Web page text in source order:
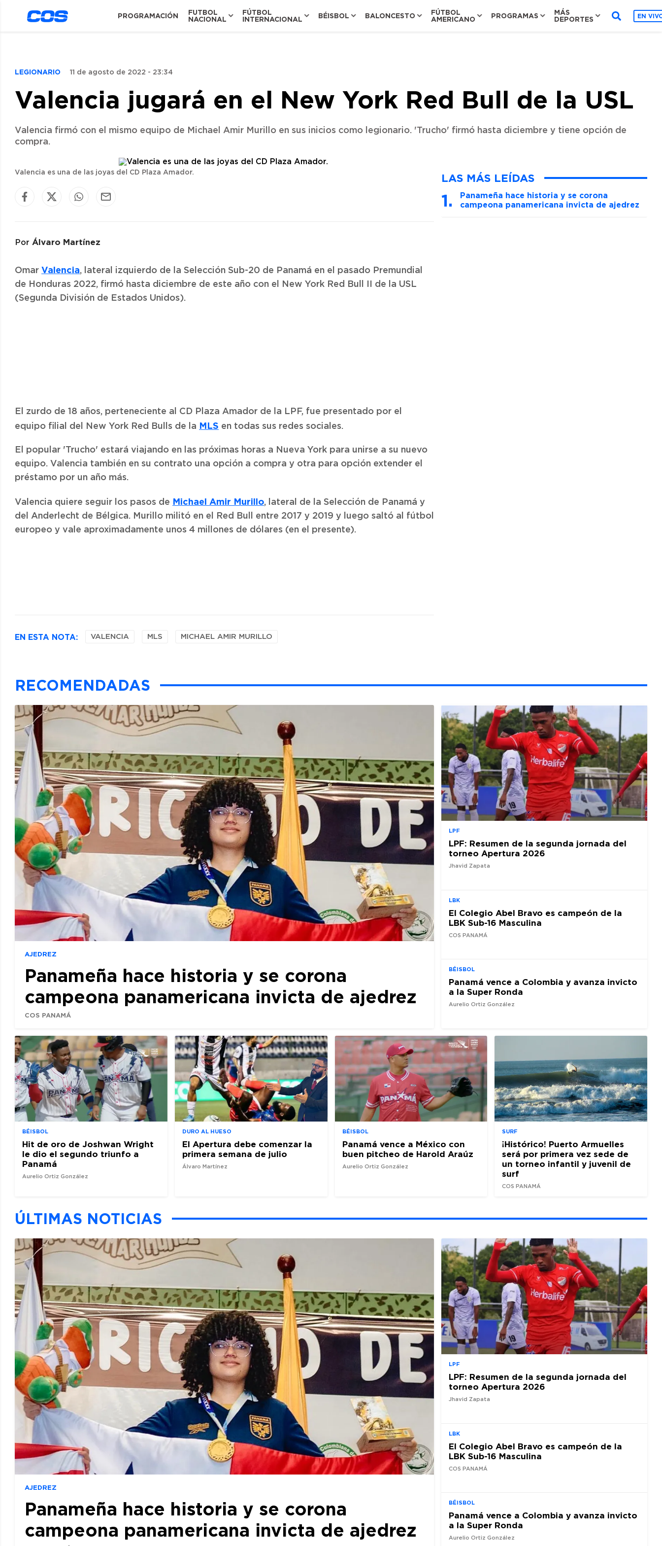
PROGRAMACIÓN
FUTBOL
NACIONAL
FÚTBOL
INTERNACIONAL
BÉISBOL BALONCESTO
FÚTBOL
AMERICANO
PROGRAMAS
MÁS
DEPORTES
EN
LEGIONARIO 11 de agosto de 2022 - 23:34
Valencia jugará en el New York Red Bull de la USL
Valencia firmó con el mismo equipo de Michael Amir Murillo en sus inicios como legionario. 'Trucho' firmó hasta diciembre y tiene opción de
compra.
Valencia es una de las joyas del CD Plaza Amador.
Por Álvaro Martínez
Omar Valencia, lateral izquierdo de la Selección Sub-20 de Panamá en el pasado Premundial
de Honduras 2022, firmó hasta diciembre de este año con el New York Red Bull II de la USL
(Segunda División de Estados Unidos).
El zurdo de 18 años, perteneciente al CD Plaza Amador de la LPF, fue presentado por el
equipo filial del New York Red Bulls de la MLS en todas sus redes sociales.
El popular 'Trucho' estará viajando en las próximas horas a Nueva York para unirse a su nuevo
equipo. Valencia también en su contrato una opción a compra y otra para opción extender el
préstamo por un año más.
Valencia quiere seguir los pasos de Michael Amir Murillo, lateral de la Selección de Panamá y
del Anderlecht de Bélgica. Murillo militó en el Red Bull entre 2017 y 2019 y luego saltó al fútbol
europeo y vale aproximadamente unos 4 millones de dólares (en el presente).
EN ESTA NOTA: VALENCIA MLS MICHAEL AMIR MURILLO
LAS MÁS LEÍDAS
Panameña hace historia y se corona
campeona panamericana invicta de ajedrez
RECOMENDADAS
AJEDREZ
Panameña hace historia y se corona
campeona panamericana invicta de ajedrez
COS PANAMÁ
LPF
LPF: Resumen de la segunda jornada del
torneo Apertura 2026
Jhavid Zapata
LBK
El Colegio Abel Bravo es campeón de la
LBK Sub-16 Masculina
COS PANAMÁ
BÉISBOL
Panamá vence a Colombia y avanza invicto
a la Super Ronda
Aurelio Ortiz González
BÉISBOL
Hit de oro de Joshwan Wright
le dio el segundo triunfo a
Panamá
Aurelio Ortiz González
DURO AL HUESO
El Apertura debe comenzar la
primera semana de julio
Álvaro Martínez
BÉISBOL
Panamá vence a México con
buen pitcheo de Harold Araúz
Aurelio Ortiz González
SURF
¡Histórico! Puerto Armuelles
será por primera vez sede de
un torneo infantil y juvenil de
surf
COS PANAMÁ
ÚLTIMAS NOTICIAS
AJEDREZ
Panameña hace historia y se corona
campeona panamericana invicta de ajedrez
LPF
LPF: Resumen de la segunda jornada del
torneo Apertura 2026
Jhavid Zapata
LBK
El Colegio Abel Bravo es campeón de la
LBK Sub-16 Masculina
COS PANAMÁ
BÉISBOL
Panamá vence a Colombia y avanza invicto
a la Super Ronda
Aurelio Ortiz González